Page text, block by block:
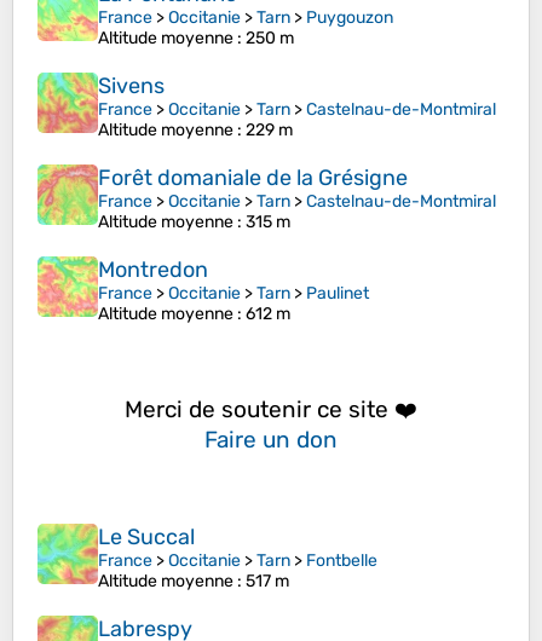
France >Occitanie >Tarn > Puygouzon
Altitude moyenne : 250 m
Sivens
France >Occitanie >Tarn >Castelnau-de-Montmiral
Altitude moyenne : 229 m
Forêt domaniale de la Grésigne
France >Occitanie >Tarn >Castelnau-de-Montmiral
Altitude moyenne : 315 m
Montredon
France >Occitanie >Tarn > Paulinet
Altitude moyenne : 612 m
Merci de soutenir ce site ❤️
Faire un don
Le Succal
France >Occitanie >Tarn > Fontbelle
Altitude moyenne : 517 m
Labrespy